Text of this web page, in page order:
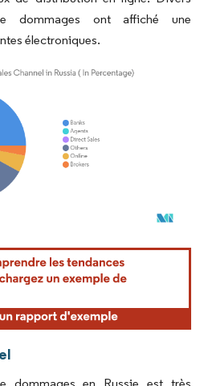
dommages ont affiché une
électroniques.
nécessite une attribution sous CC BY